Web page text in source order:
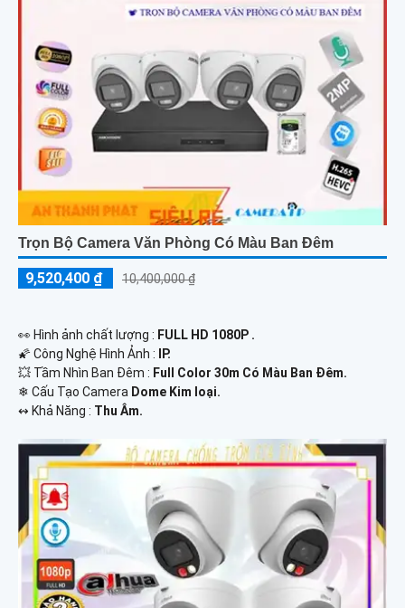
Trọn Bộ Camera Văn Phòng Có Màu Ban Đêm
9,520,400 ₫ 10,400,000 ₫
️👀 Hình ảnh chất lượng : FULL HD 1080P .
🌠 Công Nghệ Hình Ảnh :
IP.
💥 Tầm Nhìn Ban Đêm : Full Color 30m Có Màu Ban Ðêm.
❄ Cấu Tạo Camera Dome Kim loại.
️↭ Khả Năng : Thu Âm.